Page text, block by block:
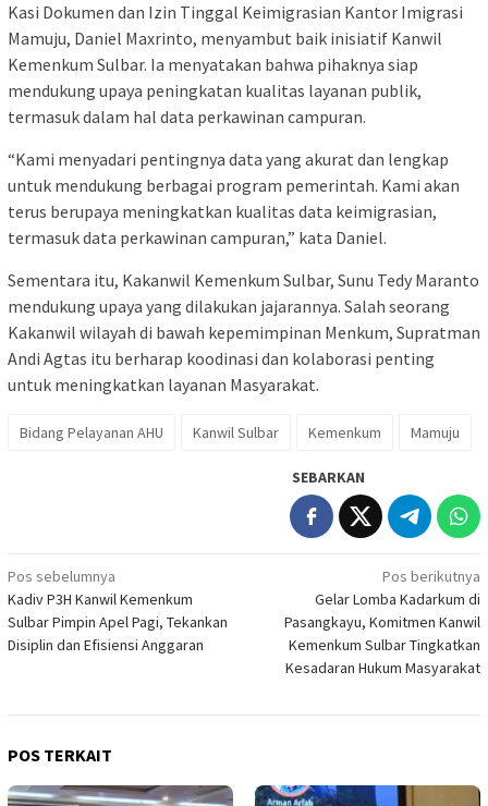
Kasi Dokumen dan Izin Tinggal Keimigrasian Kantor Imigrasi
Mamuju, Daniel Maxrinto, menyambut baik inisiatif Kanwil
Kemenkum Sulbar. Ia menyatakan bahwa pihaknya siap
mendukung upaya peningkatan kualitas layanan publik,
termasuk dalam hal data perkawinan campuran.
“Kami menyadari pentingnya data yang akurat dan lengkap
untuk mendukung berbagai program pemerintah. Kami akan
terus berupaya meningkatkan kualitas data keimigrasian,
termasuk data perkawinan campuran,” kata Daniel.
Sementara itu, Kakanwil Kemenkum Sulbar, Sunu Tedy Maranto
mendukung upaya yang dilakukan jajarannya. Salah seorang
Kakanwil wilayah di bawah kepemimpinan Menkum, Supratman
Andi Agtas itu berharap koodinasi dan kolaborasi penting
untuk meningkatkan layanan Masyarakat.
Bidang Pelayanan AHU Kanwil Sulbar Kemenkum Mamuju
SEBARKAN
Navigasi
pos
Pos sebelumnya
Kadiv P3H Kanwil Kemenkum
Sulbar Pimpin Apel Pagi, Tekankan
Disiplin dan Efisiensi Anggaran
Pos berikutnya
Gelar Lomba Kadarkum di
Pasangkayu, Komitmen Kanwil
Kemenkum Sulbar Tingkatkan
Kesadaran Hukum Masyarakat
POS TERKAIT